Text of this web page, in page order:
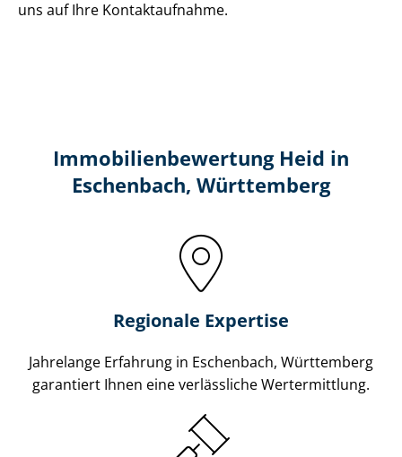
uns auf Ihre Kontaktaufnahme.
Immobilien­bewertung Heid in
Eschenbach, Württemberg
Regionale Expertise
Jahrelange Erfahrung in Eschenbach, Württemberg
garantiert Ihnen eine verlässliche Wertermittlung.